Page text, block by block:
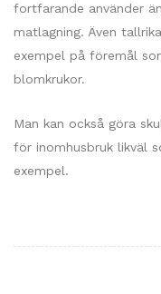
fortfarande använder
matlagning. Även
exempel på föremål
blomkrukor.
Man kan också göra
för inomhusbruk likväl
exempel.